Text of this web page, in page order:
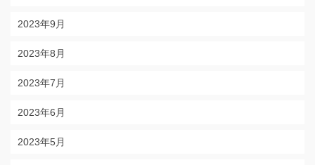
2023年9月
2023年8月
2023年7月
2023年6月
2023年5月